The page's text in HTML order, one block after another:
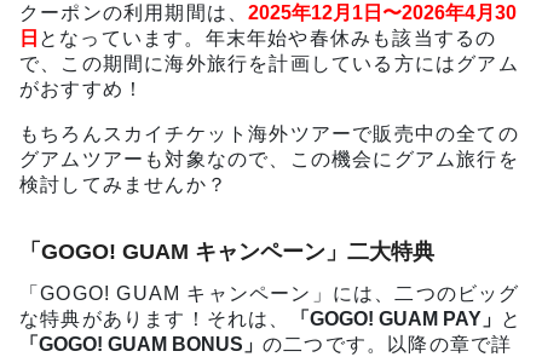
クーポンの利用期間は、2025年12月1日〜2026年4月30
日 となっています。年末年始や春休みも該当するの
で、この期間に海外旅行を計画している方にはグアム
がおすすめ！
もちろんスカイチケット海外ツアーで販売中の全ての
グアムツアーも対象なので、この機会にグアム旅行を
検討してみませんか？
「GOGO! GUAM キャンペーン」二大特典
「GOGO! GUAM キャンペーン」には、二つのビッグ
な特典があります！それは、
「GOGO! GUAM PAY」 と
「GOGO! GUAM BONUS」 の二つです。以降の章で詳